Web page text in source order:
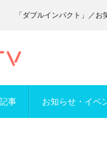
事 お知らせ・イベ
インパクト」／お笑いTVに掲